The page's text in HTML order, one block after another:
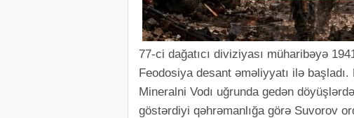
77-ci dağatıcı diviziyası müharibəyə
Feodosiya desant əməliyyatı ilə
Mineralni Vodı uğrunda gedən
göstərdiyi qəhrəmanlığa görə Suvorov